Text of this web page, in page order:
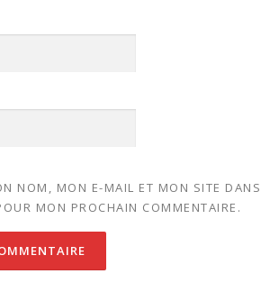
NOM, MON E-MAIL ET MON SITE DANS
MON PROCHAIN COMMENTAIRE.